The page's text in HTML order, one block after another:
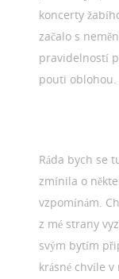
koncerty
začalo s
pravidelností
pouti oblohou.
Ráda bych se
zmínila o
vzpomínám.
z mé strany
svým bytím
krásné chvíle